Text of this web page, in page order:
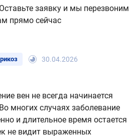
30.04.2026
вен не всегда начинается
многих случаях заболевание
и длительное время остается
не видит выраженных
заявку и мы перезвоним
прямо сейчас